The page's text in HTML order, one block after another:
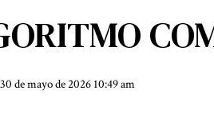
de mayo de 2026 10:49 am